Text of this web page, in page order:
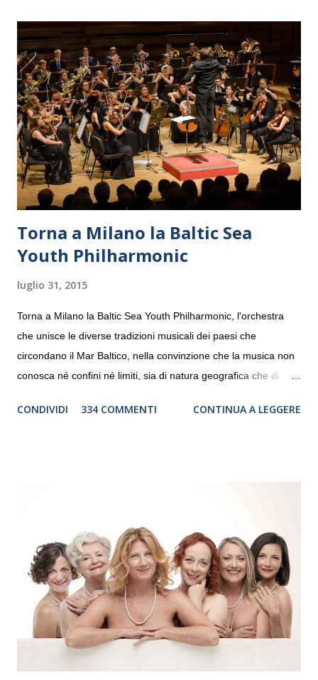
Torna a Milano la Baltic Sea
Youth Philharmonic
luglio 31, 2015
Torna a Milano la Baltic Sea Youth Philharmonic, l'orchestra
che unisce le diverse tradizioni musicali dei paesi che
circondano il Mar Baltico, nella convinzione che la musica non
conosca né confini né limiti, sia di natura geografica che di
debutterà il 10 settembre a Heiden, in Germania, e toccherà, in
“Settembre dell’Accademia” dove si esibirà per il secondo anno
consecutivo. Il pubblico milanese avrà il piacere di applaudire i
giovani artisti della Baltic Sea Youth Philharmonic per la quarta
volta. L’orchestra, fondata nel 2008 da Kristjan Järvi (affiancato
da un prestigioso consiglio di consulent...
CONDIVIDI 334 COMMENTI CONTINUA A LEGGERE